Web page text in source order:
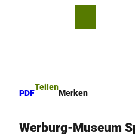
PDF
Teilen
Merken
Werburg-Museum